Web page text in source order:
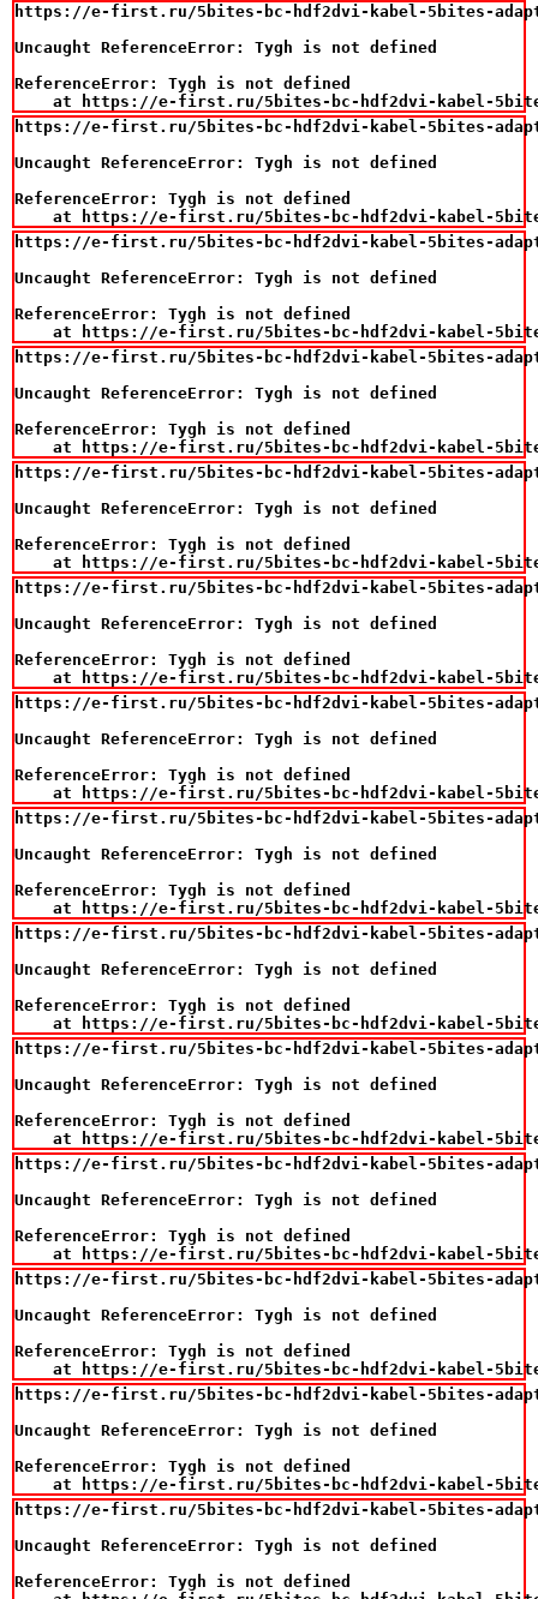
https://e-first.ru/5bites-bc-hdf2dvi-kabel-5bites-
Uncaught ReferenceError: Tygh is not defined
ReferenceError: Tygh is not defined
at https://e-first.ru/5bites-bc-hdf2dvi-kabel-
https://e-first.ru/5bites-bc-hdf2dvi-kabel-5bites-
Uncaught ReferenceError: Tygh is not defined
ReferenceError: Tygh is not defined
at https://e-first.ru/5bites-bc-hdf2dvi-kabel-
https://e-first.ru/5bites-bc-hdf2dvi-kabel-5bites-
Uncaught ReferenceError: Tygh is not defined
ReferenceError: Tygh is not defined
at https://e-first.ru/5bites-bc-hdf2dvi-kabel-
https://e-first.ru/5bites-bc-hdf2dvi-kabel-5bites-
Uncaught ReferenceError: Tygh is not defined
ReferenceError: Tygh is not defined
at https://e-first.ru/5bites-bc-hdf2dvi-kabel-
https://e-first.ru/5bites-bc-hdf2dvi-kabel-5bites-
Uncaught ReferenceError: Tygh is not defined
ReferenceError: Tygh is not defined
at https://e-first.ru/5bites-bc-hdf2dvi-kabel-
https://e-first.ru/5bites-bc-hdf2dvi-kabel-5bites-
Uncaught ReferenceError: Tygh is not defined
ReferenceError: Tygh is not defined
at https://e-first.ru/5bites-bc-hdf2dvi-kabel-
https://e-first.ru/5bites-bc-hdf2dvi-kabel-5bites-
Uncaught ReferenceError: Tygh is not defined
ReferenceError: Tygh is not defined
at https://e-first.ru/5bites-bc-hdf2dvi-kabel-
https://e-first.ru/5bites-bc-hdf2dvi-kabel-5bites-
Uncaught ReferenceError: Tygh is not defined
ReferenceError: Tygh is not defined
at https://e-first.ru/5bites-bc-hdf2dvi-kabel-
https://e-first.ru/5bites-bc-hdf2dvi-kabel-5bites-
Uncaught ReferenceError: Tygh is not defined
ReferenceError: Tygh is not defined
at https://e-first.ru/5bites-bc-hdf2dvi-kabel-
https://e-first.ru/5bites-bc-hdf2dvi-kabel-5bites-
Uncaught ReferenceError: Tygh is not defined
ReferenceError: Tygh is not defined
at https://e-first.ru/5bites-bc-hdf2dvi-kabel-
https://e-first.ru/5bites-bc-hdf2dvi-kabel-5bites-
Uncaught ReferenceError: Tygh is not defined
ReferenceError: Tygh is not defined
at https://e-first.ru/5bites-bc-hdf2dvi-kabel-
https://e-first.ru/5bites-bc-hdf2dvi-kabel-5bites-
Uncaught ReferenceError: Tygh is not defined
ReferenceError: Tygh is not defined
at https://e-first.ru/5bites-bc-hdf2dvi-kabel-
https://e-first.ru/5bites-bc-hdf2dvi-kabel-5bites-
Uncaught ReferenceError: Tygh is not defined
ReferenceError: Tygh is not defined
at https://e-first.ru/5bites-bc-hdf2dvi-kabel-
https://e-first.ru/5bites-bc-hdf2dvi-kabel-5bites-
Uncaught ReferenceError: Tygh is not defined
ReferenceError: Tygh is not defined